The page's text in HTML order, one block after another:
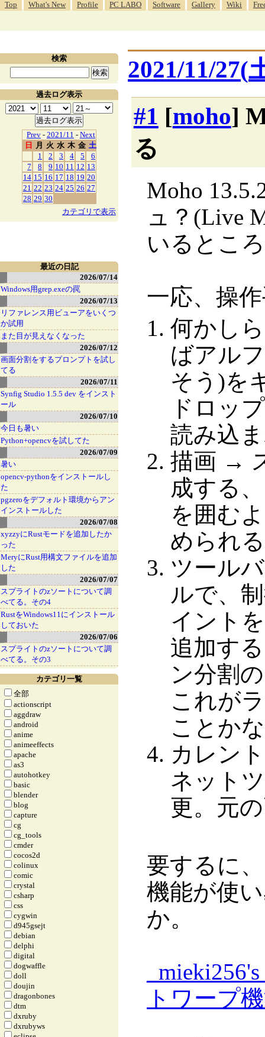
Top What's New Profile PC LABO Software Gallery Wiki
2021/11/27(
#1 [moho]
る
Moho
ュ？(Live
いるとこ
一応、操
何かし
ばアル
そう)を
ドロッ
読み込
描画 →
成する
を囲む
められ
ツール
ルで、
イント
追加す
ン分割
これが
ことか
カレン
ネット
更。元
要するに
機能が使
か。
トワープ
最近の日記
2026/07/14
Windows用grep.exeの罠
2026/07/13
リファレンス用ビューアをいくつ
か試用
また目が見えなくなった
2026/07/12
画面分割をするプロンプトを試し
てる
2026/07/11
Synfig Studio 1.5.5 dev をインスト
ール
2026/07/10
今日も暑い
Python+opencvを試してた
2026/07/09
暑い
opencv-pythonをインストールし
た
pgzeroをデフォルト環境からアン
インストールした
2026/07/08
xyzzyにRustモードを追加したか
った
MeryにRust用構文ファイルを追加
した
2026/07/07
スプライトのzソートについて調
べてる。その4
RustをWindows11にインストール
しておいた
2026/07/06
スプライトのzソートについて調
べてる。その3
カテゴリ一覧
全部
actionscript
aggdraw
android
anime
animeeffects
apache
as3
autohotkey
basic
blender
blog
capture
cg
cg_tools
cmder
cocos2d
colinux
comic
crystal
csharp
css
cygwin
d945gsejt
debian
delphi
digital
dogwaffle
doll
doujin
dragonbones
dtm
dxruby
dxrubyws
検索
過去ログ表示
Prev - 2021/11 - Next
日
月 火 水 木 金 土
1
2 3 4 5
6
7
8 9 10 11 12 13
14 15 16 17 18 19 20
21 22 23 24 25 26 27
28 29 30
カテゴリで表示